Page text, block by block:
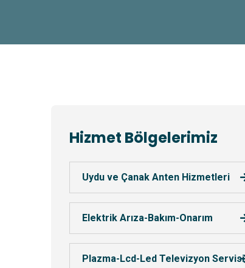
Hizmet Bölgelerimiz
Uydu ve Çanak Anten Hizmetleri
Elektrik Arıza-Bakım-Onarım
Plazma-Lcd-Led Televizyon Servisi